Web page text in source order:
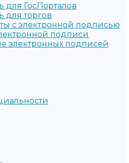
для ГосПорталов
для торгов
с электронной подписью
подписи
электронных подписей